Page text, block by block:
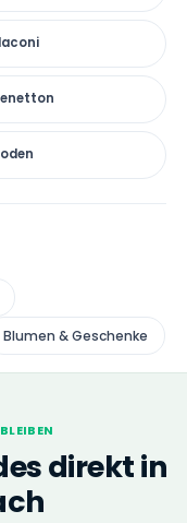
Blumen & Geschenke
direkt in